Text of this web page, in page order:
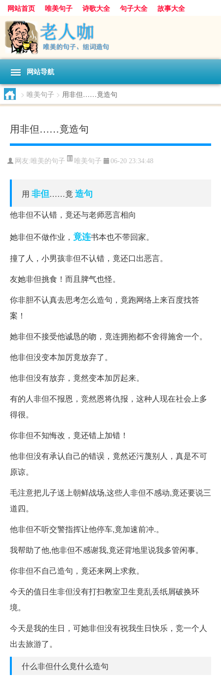
网站首页 唯美句子 诗歌大全 句子大全
故事大全
人生感悟
其他美文 美文欣赏
感人故事
句子分类
网站导航
> 唯美句子 > 用非但……竟造句
用非但……竟造句
网友: 唯美的句子 唯美句子 06-20 23:34:48
用 非但……竟 造句
他非但不认错，竟还与老师恶言相向
她非但不做作业， 竟连书本也不带回家。
撞了人，小男孩非但不认错，竟还口出恶言。
友她非但挑食！而且脾气也怪。
你非胆不认真去思考怎么造句，竟跑网络上来百度找答
案！
她非但不接受他诚恳的吻，竟连拥抱都不舍得施舍一个。
他非但没变本加厉竟放弃了。
他非但没有放弃，竟然变本加厉起来。
有的人非但不报恩，竞然恩将仇报，这种人现在社会上多
得很。
你非但不知悔改，竟还错上加错！
他非但没有承认自己的错误，竟然还污蔑别人，真是不可
原谅。
毛注意把儿子送上朝鲜战场,这些人非但不感动,竟还要说三
道四。
他非但不听交警指挥让他停车,竟加速前冲.。
我帮助了他,他非但不感谢我,竟还背地里说我多管闲事。
你非但不自己造句，竟还来网上求救。
今天的值日生非但没有打扫教室卫生竟乱丢纸屑破换环
境。
今天是我的生日，可她非但没有祝我生日快乐，竞一个人
出去旅游了。
什么非但什么竟什么造句